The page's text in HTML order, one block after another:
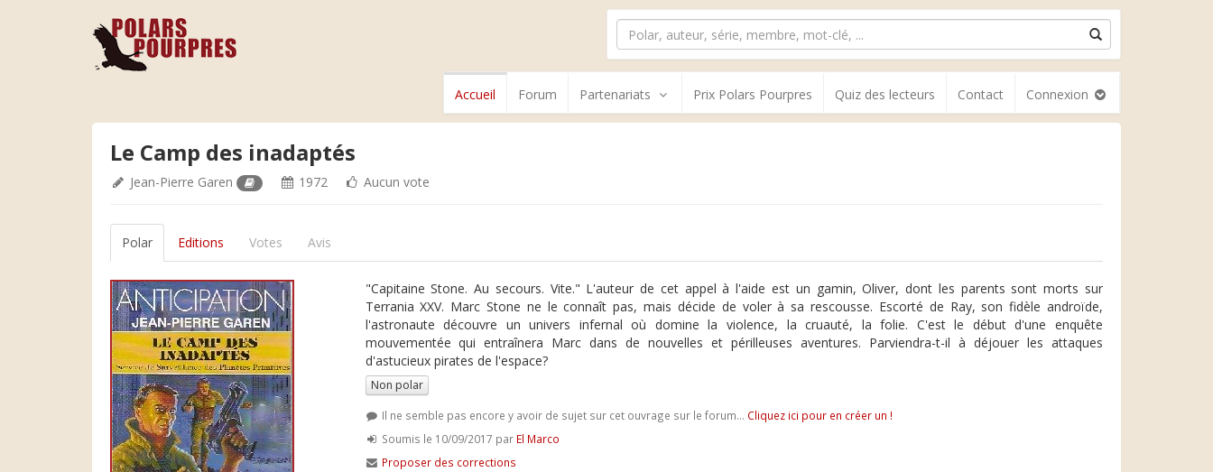
Accueil Forum Partenariats Prix Polars Pourpres Quiz des lecteurs Contact Connexion
Le Camp des inadaptés
Jean-Pierre Garen 1972 Aucun vote
Polar Editions Votes Avis
"Capitaine Stone. Au secours. Vite." L'auteur de cet appel à l'aide est un gamin, Oliver, dont les parents sont morts sur
Terrania XXV. Marc Stone ne le connaît pas, mais décide de voler à sa rescousse. Escorté de Ray, son fidèle androïde,
l'astronaute découvre un univers infernal où domine la violence, la cruauté, la folie. C'est le début d'une enquête
mouvementée qui entraînera Marc dans de nouvelles et périlleuses aventures. Parviendra-t-il à déjouer les attaques
d'astucieux pirates de l'espace?
Non polar
Il ne semble pas encore y avoir de sujet sur cet ouvrage sur le forum... Cliquez ici pour en créer un !
Soumis le 10/09/2017 par El Marco
Proposer des corrections